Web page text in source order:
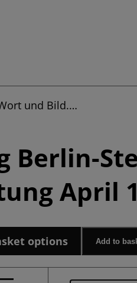
und Bild.…
Berlin-
April
options Add to